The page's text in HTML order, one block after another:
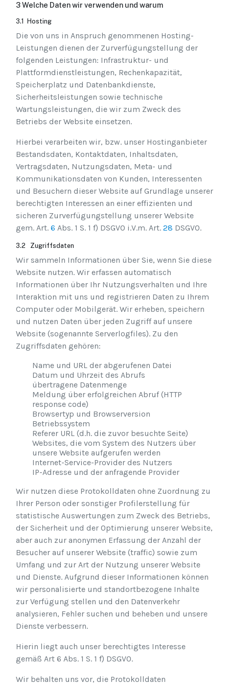
3 Welche Daten wir verwenden und warum
3.1 Hosting
Die von uns in Anspruch genommenen Hosting-
Leistungen dienen der Zurverfügungstellung der
folgenden Leistungen: Infrastruktur- und
Plattformdienstleistungen, Rechenkapazität,
Speicherplatz und Datenbankdienste,
Sicherheitsleistungen sowie technische
Wartungsleistungen, die wir zum Zweck des
Betriebs der Website einsetzen.
Hierbei verarbeiten wir, bzw. unser Hostinganbieter
Bestandsdaten, Kontaktdaten, Inhaltsdaten,
Vertragsdaten, Nutzungsdaten, Meta- und
Kommunikationsdaten von Kunden, Interessenten
und Besuchern dieser Website auf Grundlage unserer
berechtigten Interessen an einer effizienten und
sicheren Zurverfügungstellung unserer Website
gem. Art. 6 Abs. 1 S. 1 f) DSGVO i.V.m. Art. 28 DSGVO.
3.2 Zugriffsdaten
Wir sammeln Informationen über Sie, wenn Sie diese
Website nutzen. Wir erfassen automatisch
Informationen über Ihr Nutzungsverhalten und Ihre
Interaktion mit uns und registrieren Daten zu Ihrem
Computer oder Mobilgerät. Wir erheben, speichern
und nutzen Daten über jeden Zugriff auf unsere
Website (sogenannte Serverlogfiles). Zu den
Zugriffsdaten gehören:
Name und URL der abgerufenen Datei
Datum und Uhrzeit des Abrufs
übertragene Datenmenge
Meldung über erfolgreichen Abruf (HTTP
response code)
Browsertyp und Browserversion
Betriebssystem
Referer URL (d.h. die zuvor besuchte Seite)
Websites, die vom System des Nutzers über
unsere Website aufgerufen werden
Internet-Service-Provider des Nutzers
IP-Adresse und der anfragende Provider
Wir nutzen diese Protokolldaten ohne Zuordnung zu
Ihrer Person oder sonstiger Profilerstellung für
statistische Auswertungen zum Zweck des Betriebs,
der Sicherheit und der Optimierung unserer Website,
aber auch zur anonymen Erfassung der Anzahl der
Besucher auf unserer Website (traffic) sowie zum
Umfang und zur Art der Nutzung unserer Website
und Dienste. Aufgrund dieser Informationen können
wir personalisierte und standortbezogene Inhalte
zur Verfügung stellen und den Datenverkehr
analysieren, Fehler suchen und beheben und unsere
Dienste verbessern.
Hierin liegt auch unser berechtigtes Interesse
gemäß Art 6 Abs. 1 S. 1 f) DSGVO.
Wir behalten uns vor, die Protokolldaten